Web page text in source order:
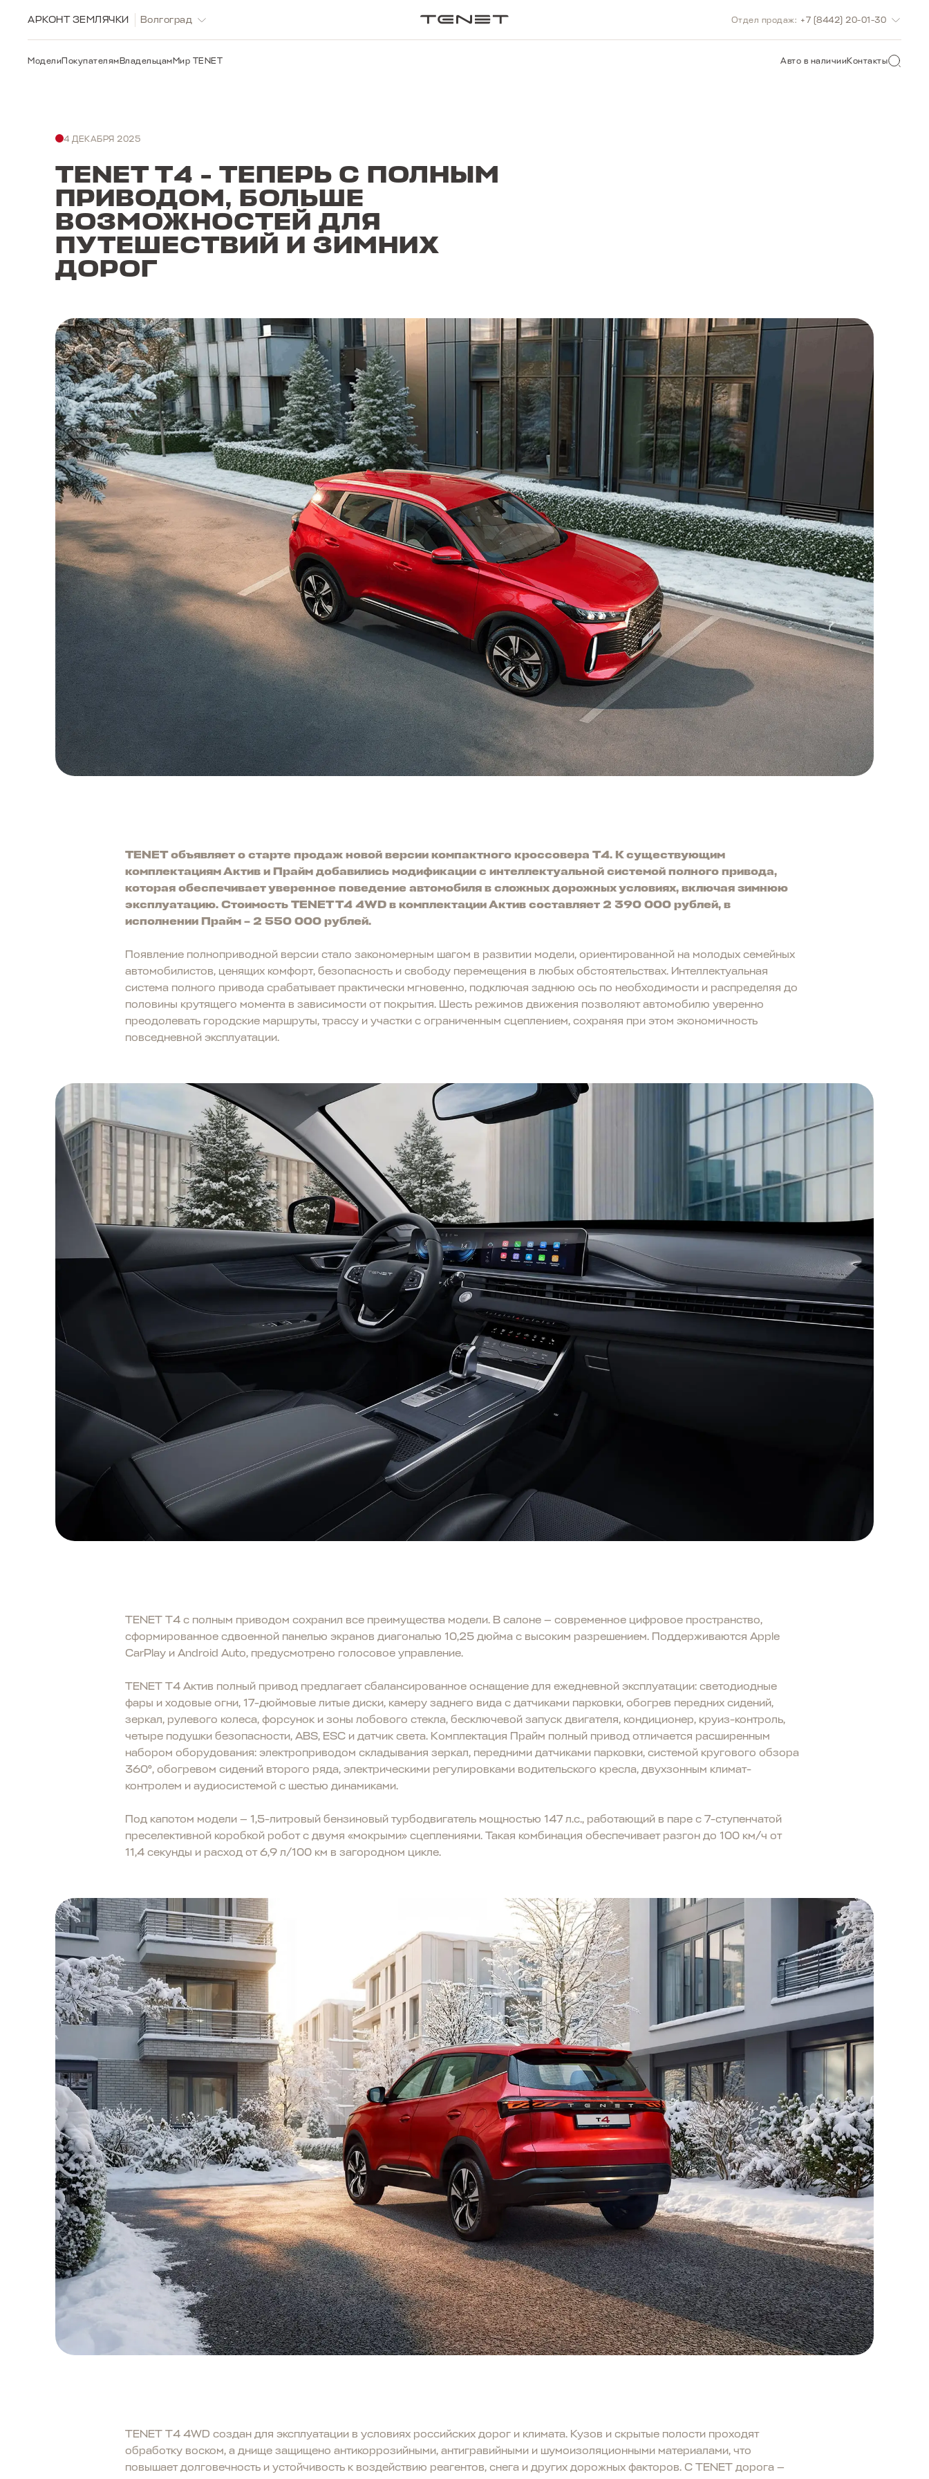
МоделиПокупателямВладельцамМир TENET Авто в наличииКонтакты
АРКОНТ ЗЕМЛЯЧКИ Волгоград Отдел продаж: +7 (8442) 20-01-30
4 ДЕКАБРЯ 2025
TENET T4 - ТЕПЕРЬ С ПОЛНЫМ
ПРИВОДОМ, БОЛЬШЕ
ВОЗМОЖНОСТЕЙ ДЛЯ
ПУТЕШЕСТВИЙ И ЗИМНИХ
ДОРОГ
TENET объявляет о старте продаж новой версии компактного кроссовера T4. К существующим
комплектациям Актив и Прайм добавились модификации с интеллектуальной системой полного привода,
которая обеспечивает уверенное поведение автомобиля в сложных дорожных условиях, включая зимнюю
эксплуатацию. Стоимость TENET T4 4WD в комплектации Актив составляет 2 390 000 рублей, в
исполнении Прайм – 2 550 000 рублей.
Появление полноприводной версии стало закономерным шагом в развитии модели, ориентированной на молодых семейных
автомобилистов, ценящих комфорт, безопасность и свободу перемещения в любых обстоятельствах. Интеллектуальная
система полного привода срабатывает практически мгновенно, подключая заднюю ось по необходимости и распределяя до
половины крутящего момента в зависимости от покрытия. Шесть режимов движения позволяют автомобилю уверенно
преодолевать городские маршруты, трассу и участки с ограниченным сцеплением, сохраняя при этом экономичность
повседневной эксплуатации.
TENET T4 с полным приводом сохранил все преимущества модели. В салоне — современное цифровое пространство,
сформированное сдвоенной панелью экранов диагональю 10,25 дюйма с высоким разрешением. Поддерживаются Apple
CarPlay и Android Auto, предусмотрено голосовое управление.
TENET T4 Актив полный привод предлагает сбалансированное оснащение для ежедневной эксплуатации: светодиодные
фары и ходовые огни, 17-дюймовые литые диски, камеру заднего вида с датчиками парковки, обогрев передних сидений,
зеркал, рулевого колеса, форсунок и зоны лобового стекла, бесключевой запуск двигателя, кондиционер, круиз-контроль,
четыре подушки безопасности, ABS, ESC и датчик света. Комплектация Прайм полный привод отличается расширенным
набором оборудования: электроприводом складывания зеркал, передними датчиками парковки, системой кругового обзора
360°, обогревом сидений второго ряда, электрическими регулировками водительского кресла, двухзонным климат-
контролем и аудиосистемой с шестью динамиками.
Под капотом модели — 1,5-литровый бензиновый турбодвигатель мощностью 147 л.с., работающий в паре с 7-ступенчатой
преселективной коробкой робот с двумя «мокрыми» сцеплениями. Такая комбинация обеспечивает разгон до 100 км/ч от
11,4 секунды и расход от 6,9 л/100 км в загородном цикле.
TENET T4 4WD создан для эксплуатации в условиях российских дорог и климата. Кузов и скрытые полости проходят
обработку воском, а днище защищено антикоррозийными, антигравийными и шумоизоляционными материалами, что
повышает долговечность и устойчивость к воздействию реагентов, снега и других дорожных факторов. С TENET дорога —